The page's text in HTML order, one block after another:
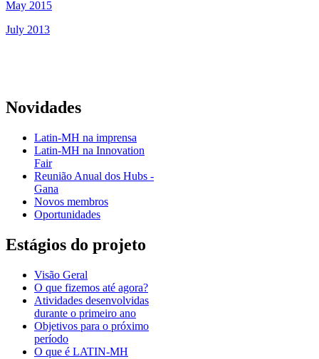
May 2015
July 2013
Novidades
Latin-MH na imprensa
Latin-MH na Innovation
Fair
Reunião Anual dos Hubs -
Gana
Novos membros
Oportunidades
Estágios do projeto
Visão Geral
O que fizemos até agora?
Atividades desenvolvidas
durante o primeiro ano
Objetivos para o próximo
período
O que é LATIN-MH